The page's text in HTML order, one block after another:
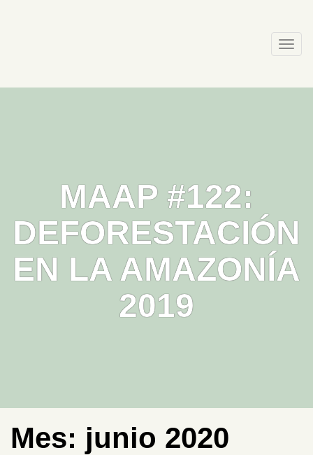
MAAP #122:
DEFORESTACIÓN
EN LA AMAZONÍA
2019
Mes: junio 2020